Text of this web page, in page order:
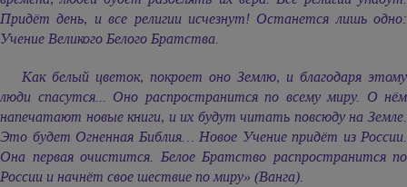
Придёт день, и все религии исчезнут! Останется лишь одно:
Учение Великого Белого Братства.
Как белый цветок, покроет оно Землю, и благодаря этому
люди спасутся... Оно распространится по всему миру. О нём
напечатают новые книги, и их будут читать повсюду на Земле.
Это будет Огненная Библия… Новое Учение придёт из России.
Она первая очистится. Белое Братство распространится по
России и начнёт свое шествие по миру» (Ванга).